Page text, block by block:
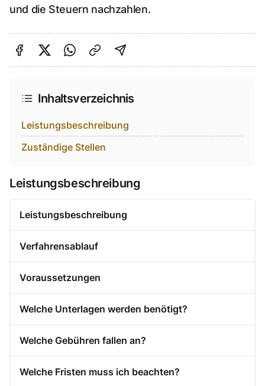
und die Steuern nachzahlen.
Auf Facebook teilen
Auf Twitter teilen
Per Link teilen
shareViaEmail
Inhaltsverzeichnis
Leistungsbeschreibung
Zuständige Stellen
Leistungsbeschreibung
Leistungsbeschreibung
Verfahrensablauf
Voraussetzungen
Welche Unterlagen werden benötigt?
Welche Gebühren fallen an?
Welche Fristen muss ich beachten?